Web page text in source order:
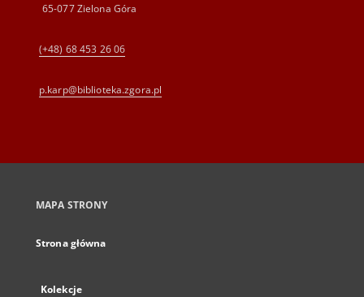
65-077 Zielona Góra
(+48) 68 453 26 06
p.karp@biblioteka.zgora.pl
MAPA STRONY
Strona główna
Kolekcje